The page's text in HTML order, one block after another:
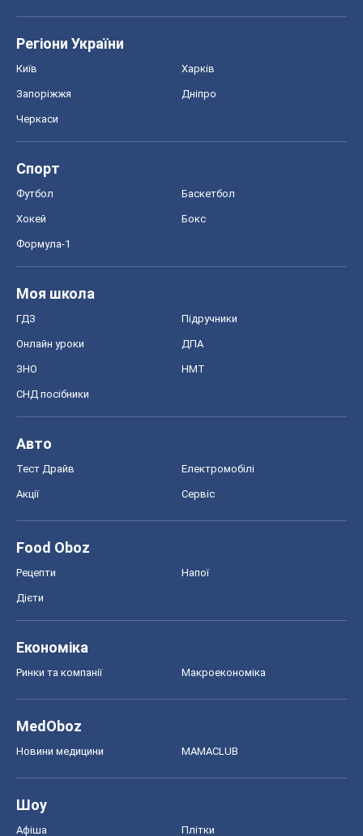
Регіони України
Київ Харків
Запоріжжя Дніпро
Черкаси
Спорт
Футбол Баскетбол
Хокей Бокс
Формула-1
Моя школа
ГДЗ Підручники
Онлайн уроки ДПА
ЗНО НМТ
СНД посібники
Авто
Тест Драйв Електромобілі
Акції Сервіс
Food Oboz
Рецепти Напої
Дієти
Економіка
Ринки та компанії Макроекономіка
MedOboz
Новини медицини MAMACLUB
Шоу
Афіша Плітки